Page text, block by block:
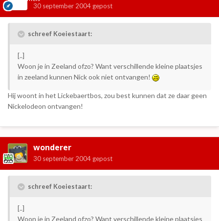
30 september 2004 gepost
schreef Koeiestaart:
[..]
Woon je in Zeeland ofzo? Want verschillende kleine plaatsjes
in zeeland kunnen Nick ook niet ontvangen!
Hij woont in het Lickebaertbos, zou best kunnen dat ze daar geen
Nickelodeon ontvangen!
wonderer
30 september 2004 gepost
schreef Koeiestaart:
[..]
Woon je in Zeeland ofzo? Want verschillende kleine plaatsjes